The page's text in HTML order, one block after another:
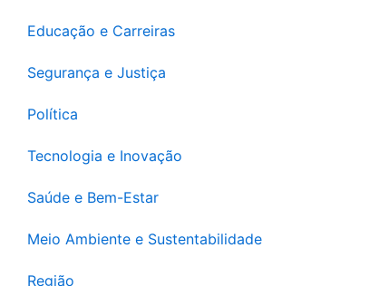
Educação e Carreiras
Segurança e Justiça
Política
Tecnologia e Inovação
Saúde e Bem-Estar
Meio Ambiente e Sustentabilidade
Região